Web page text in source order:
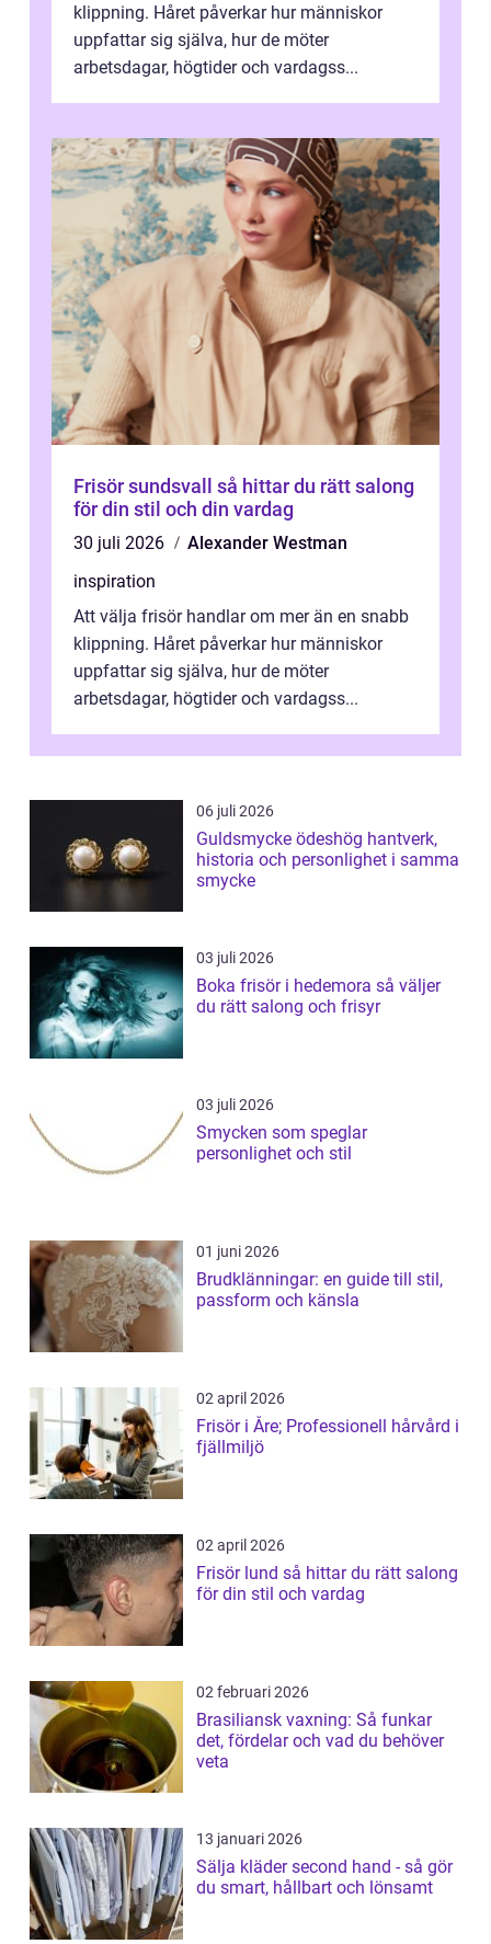
klippning. Håret påverkar hur människor
uppfattar sig själva, hur de möter
arbetsdagar, högtider och vardagss...
Frisör sundsvall så hittar du rätt salong
för din stil och din vardag
30 juli 2026
Alexander Westman
inspiration
Att välja frisör handlar om mer än en snabb
klippning. Håret påverkar hur människor
uppfattar sig själva, hur de möter
arbetsdagar, högtider och vardagss...
06 juli 2026
Guldsmycke ödeshög hantverk,
historia och personlighet i samma
smycke
03 juli 2026
Boka frisör i hedemora så väljer
du rätt salong och frisyr
03 juli 2026
Smycken som speglar
personlighet och stil
01 juni 2026
Brudklänningar: en guide till stil,
passform och känsla
02 april 2026
Frisör i Åre; Professionell hårvård i
fjällmiljö
02 april 2026
Frisör lund så hittar du rätt salong
för din stil och vardag
02 februari 2026
Brasiliansk vaxning: Så funkar
det, fördelar och vad du behöver
veta
13 januari 2026
Sälja kläder second hand - så gör
du smart, hållbart och lönsamt